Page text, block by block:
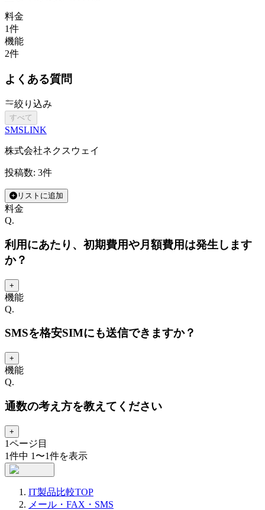
料金
1件
機能
2件
よくある質問
絞り込み
すべて
SMSLINK
株式会社ネクスウェイ
投稿数: 3件
リストに追加
料金
Q.
利用にあたり、初期費用や月額費用は発生します
か？
+
機能
Q.
SMSを格安SIMにも送信できますか？
+
機能
Q.
通数の考え方を教えてください
+
1ページ目
1件中 1 〜1件を表示
IT製品比較TOP
メール・FAX・SMS